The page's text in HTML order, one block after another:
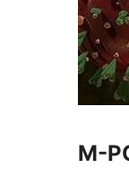
M-